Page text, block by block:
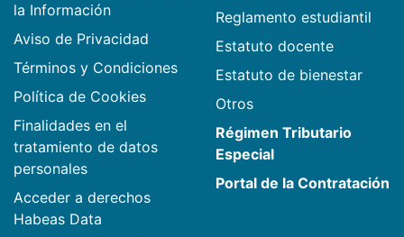
la Información
Aviso de Privacidad
Términos y Condiciones
Política de Cookies
Finalidades en el
tratamiento de datos
personales
Acceder a derechos
Habeas Data
Reglamento estudiantil
Estatuto docente
Estatuto de bienestar
Otros
Régimen Tributario
Especial
Portal de la Contratación